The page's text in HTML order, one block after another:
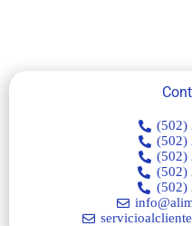
(502)
(502)
(502)
(502)
(502)